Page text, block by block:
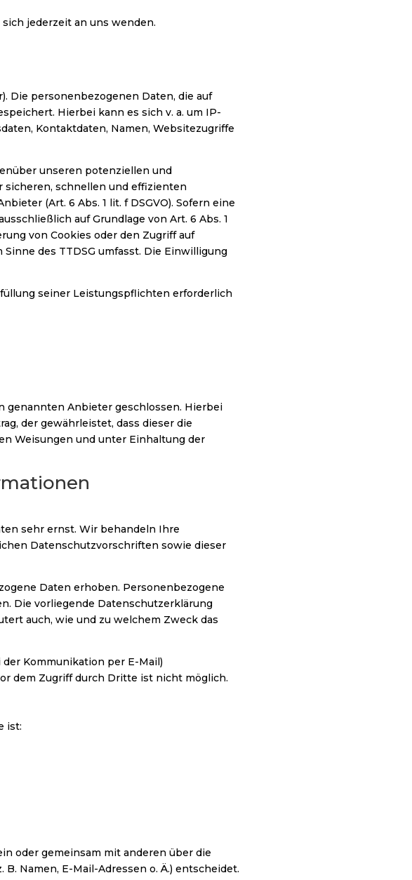
jederzeit an uns wenden.
Die personenbezogenen Daten, die auf
Hierbei kann es sich v. a. um IP-
Kontaktdaten, Namen, Websitezugriffe
unseren potenziellen und
sicheren, schnellen und effizienten
(Art. 6 Abs. 1 lit. f DSGVO). Sofern eine
auf Grundlage von Art. 6 Abs. 1
von Cookies oder den Zugriff auf
des TTDSG umfasst. Die Einwilligung
seiner Leistungspflichten erforderlich
genannten Anbieter geschlossen. Hierbei
der gewährleistet, dass dieser die
Weisungen und unter Einhaltung der
sehr ernst. Wir behandeln Ihre
Datenschutzvorschriften sowie dieser
Daten erhoben. Personenbezogene
Die vorliegende Datenschutzerklärung
auch, wie und zu welchem Zweck das
Kommunikation per E-Mail)
dem Zugriff durch Dritte ist nicht möglich.
ist:
oder gemeinsam mit anderen über die
Namen, E-Mail-Adressen o. Ä.) entscheidet.